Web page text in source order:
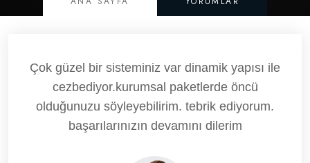
Çok güzel bir sisteminiz var dinamik yapısı ile
cezbediyor.kurumsal paketlerde öncü
olduğunuzu söyleyebilirim. tebrik ediyorum.
başarılarınızın devamını dilerim